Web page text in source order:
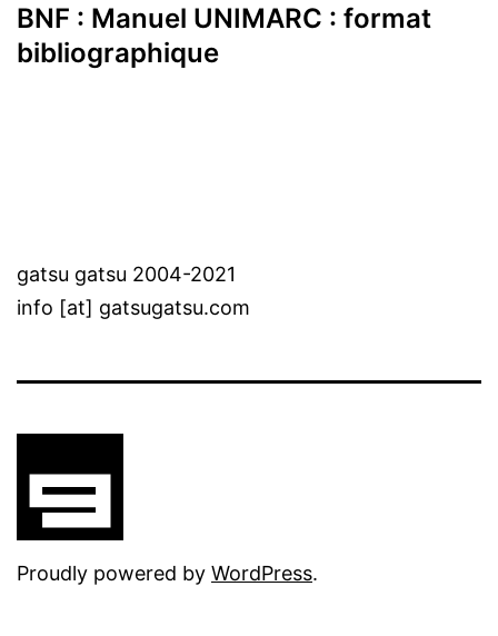
BNF : Manuel UNIMARC : format
bibliographique
gatsu gatsu 2004-2021
info [at] gatsugatsu.com
Proudly powered by WordPress.